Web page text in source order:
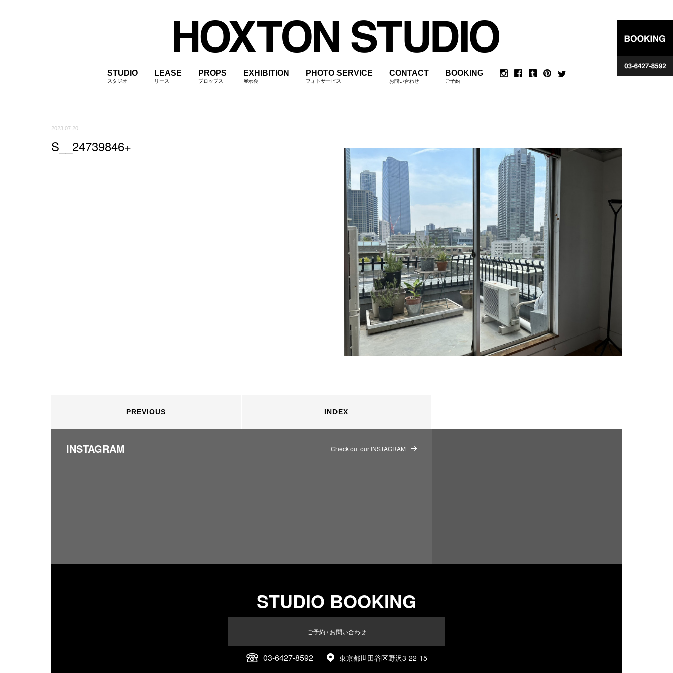
STUDIO
スタジオ
LEASE
リース
PROPS
プロップス
EXHIBITION
展示会
PHOTO SERVICE
フォトサービス
CONTACT
お問い合わせ
BOOKING
ご予約
2023.07.20
S__24739846+
PREVIOUS INDEX
INSTAGRAM Check out our INSTAGRAM
STUDIO BOOKING
ご予約 / お問い合わせ
03-6427-8592 東京都世田谷区野沢3-22-15